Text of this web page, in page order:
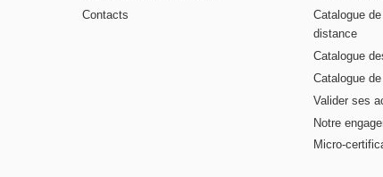
Contacts
Catalogue
distance
Catalogue
Catalogue
Valider ses
Notre
Micro-